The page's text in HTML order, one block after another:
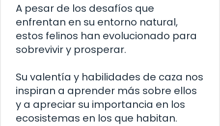
A pesar de los desafíos que
enfrentan en su entorno natural,
estos felinos han evolucionado para
sobrevivir y prosperar.
Su valentía y habilidades de caza nos
inspiran a aprender más sobre ellos
y a apreciar su importancia en los
ecosistemas en los que habitan.